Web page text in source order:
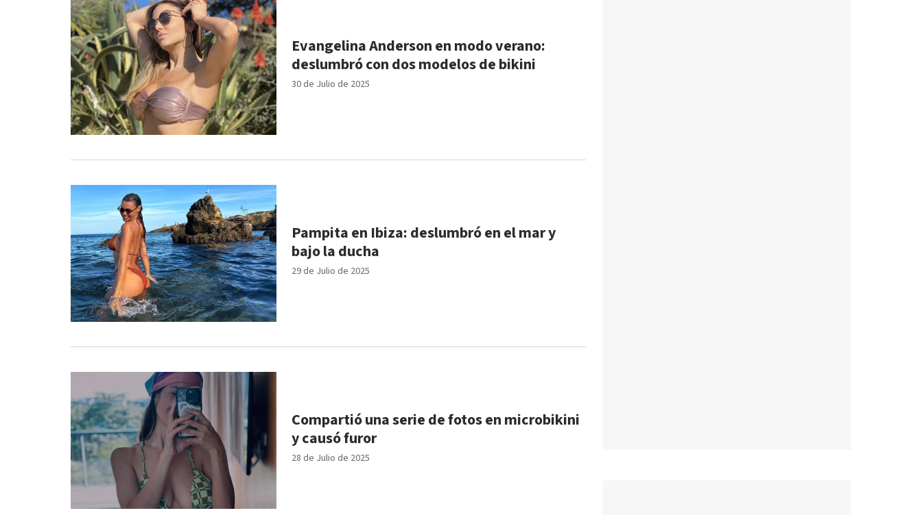
30 de Julio de 2025
Evangelina Anderson en modo verano:
deslumbró con dos modelos de bikini
29 de Julio de 2025
Pampita en Ibiza: deslumbró en el mar y
bajo la ducha
28 de Julio de 2025
Compartió una serie de fotos en microbikini
y causó furor